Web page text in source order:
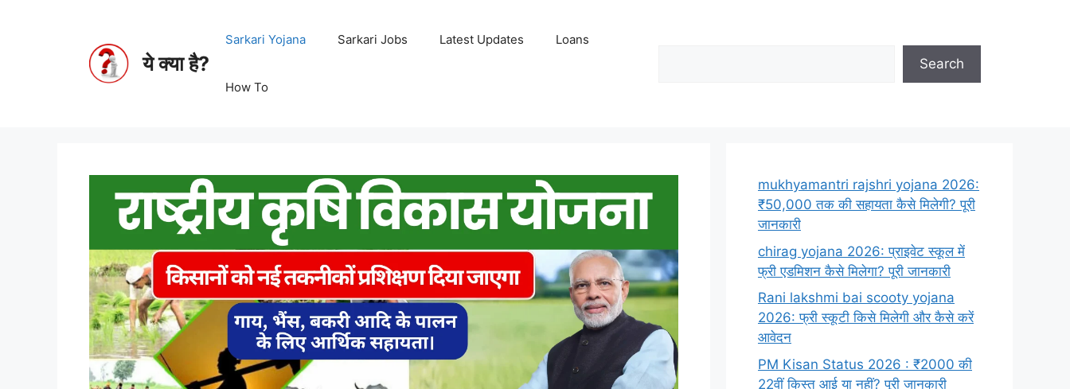
ये क्या है?
Sarkari Yojana Sarkari Jobs Latest Updates Loans
How To
Search
mukhyamantri rajshri yojana 2026:
₹50,000 तक की सहायता कैसे मिलेगी? पूरी
जानकारी
chirag yojana 2026: प्राइवेट स्कूल में
फ्री एडमिशन कैसे मिलेगा? पूरी जानकारी
Rani lakshmi bai scooty yojana
2026: फ्री स्कूटी किसे मिलेगी और कैसे करें
आवेदन
PM Kisan Status 2026 : ₹2000 की
22वीं किस्त आई या नहीं? पूरी जानकारी